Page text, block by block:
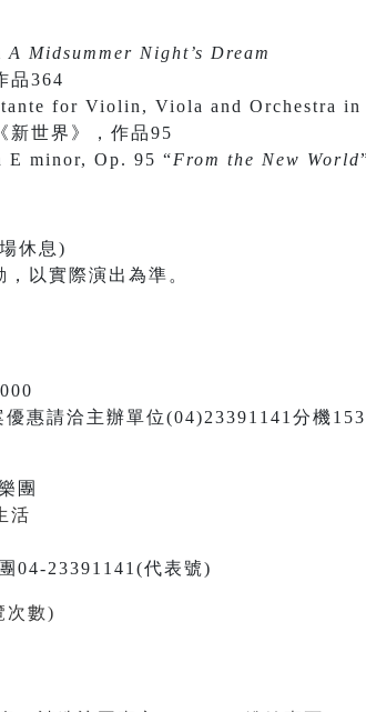
A Midsummer Night’s Dream
品364
for Violin, Viola and Orchestra
新世界》，作品95
minor, Op. 95 “From the New World
休息)
以實際演出為準。
惠請洽主辦單位(04)23391141分機
團
活
04-23391141(代表號)
次數)